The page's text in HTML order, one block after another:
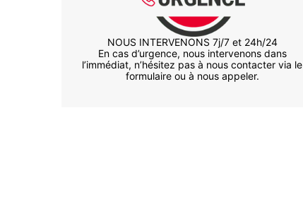
NOUS INTERVENONS 7j/7 et 24h/24
En cas d’urgence, nous intervenons dans
l’immédiat, n’hésitez pas à nous contacter via le
formulaire ou à nous appeler.